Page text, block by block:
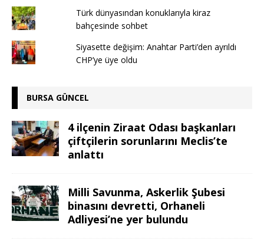
Türk dünyasından konuklarıyla kiraz
bahçesinde sohbet
Siyasette değişim: Anahtar Parti’den ayrıldı
CHP’ye üye oldu
BURSA GÜNCEL
4 ilçenin Ziraat Odası başkanları
çiftçilerin sorunlarını Meclis’te
anlattı
Milli Savunma, Askerlik Şubesi
binasını devretti, Orhaneli
Adliyesi’ne yer bulundu